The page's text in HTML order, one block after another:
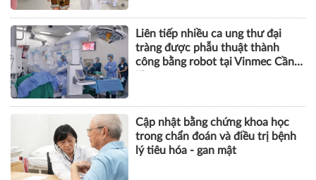
Liên tiếp nhiều ca ung thư đại
tràng được phẫu thuật thành
công bằng robot tại Vinmec Cần
Cập nhật bằng chứng khoa học
trong chẩn đoán và điều trị bệnh
lý tiêu hóa - gan mật